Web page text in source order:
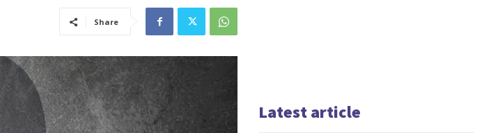
Share
Latest article